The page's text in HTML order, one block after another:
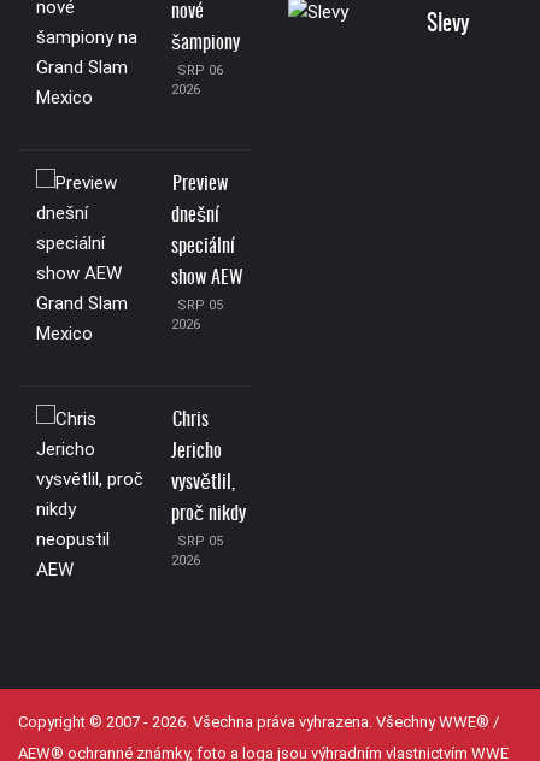
nové
šampiony
SRP 06
2026
Preview
dnešní
speciální
show AEW
SRP 05
2026
Chris
Jericho
vysvětlil,
proč nikdy
SRP 05
2026
Slevy
Copyright © 2007 - 2026. Všechna práva vyhrazena. Všechny WWE® /
AEW® ochranné známky, foto a loga jsou výhradním vlastnictvím WWE